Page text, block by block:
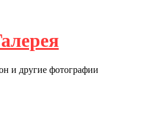
и другие фотографии